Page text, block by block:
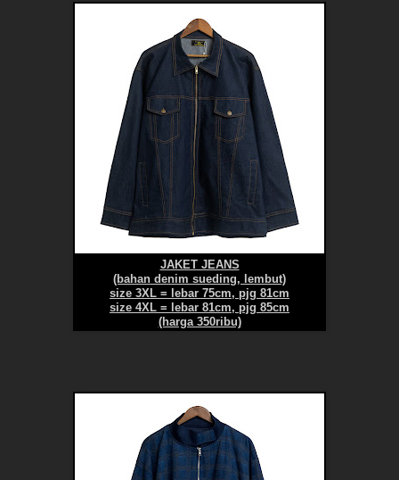
JAKET JEANS
(bahan denim sueding, lembut)
size 3XL = lebar 75cm, pjg 81cm
size 4XL = lebar 81cm, pjg 85cm
(harga 350ribu)